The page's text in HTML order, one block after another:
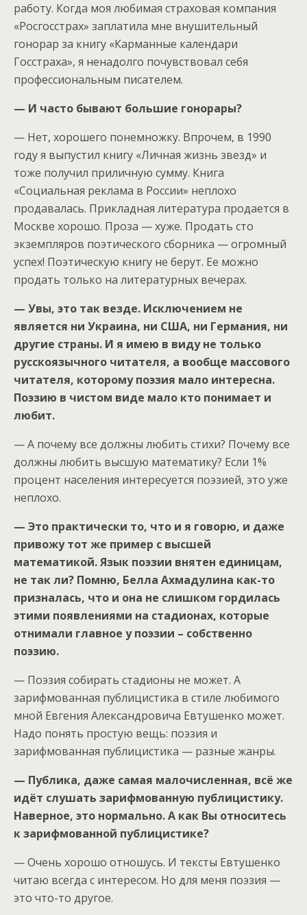
работу. Когда моя любимая страховая компания
«Росгосстрах» заплатила мне внушительный
гонорар за книгу «Карманные календари
Госстраха», я ненадолго почувствовал себя
профессиональным писателем.
— И часто бывают большие гонорары?
— Нет, хорошего понемножку. Впрочем, в 1990
году я выпустил книгу «Личная жизнь звезд» и
тоже получил приличную сумму. Книга
«Социальная реклама в России» неплохо
продавалась. Прикладная литература продается в
Москве хорошо. Проза — хуже. Продать сто
экземпляров поэтического сборника — огромный
успех! Поэтическую книгу не берут. Ее можно
продать только на литературных вечерах.
— Увы, это так везде. Исключением не
является ни Украина, ни США, ни Германия, ни
другие страны. И я имею в виду не только
русскоязычного читателя, а вообще массового
читателя, которому поэзия мало интересна.
Поэзию в чистом виде мало кто понимает и
любит.
— А почему все должны любить стихи? Почему все
должны любить высшую математику? Если 1%
процент населения интересуется поэзией, это уже
неплохо.
— Это практически то, что и я говорю, и даже
привожу тот же пример с высшей
математикой. Язык поэзии внятен единицам,
не так ли? Помню, Белла Ахмадулина как-то
призналась, что и она не слишком гордилась
этими появлениями на стадионах, которые
отнимали главное у поэзии – собственно
поэзию.
— Поэзия собирать стадионы не может. А
зарифмованная публицистика в стиле любимого
мной Евгения Александровича Евтушенко может.
Надо понять простую вещь: поэзия и
зарифмованная публицистика — разные жанры.
— Публика, даже самая малочисленная, всё же
идёт слушать зарифмованную публицистику.
Наверное, это нормально. А как Вы относитесь
к зарифмованной публицистике?
— Очень хорошо отношусь. И тексты Евтушенко
читаю всегда с интересом. Но для меня поэзия —
это что-то другое.